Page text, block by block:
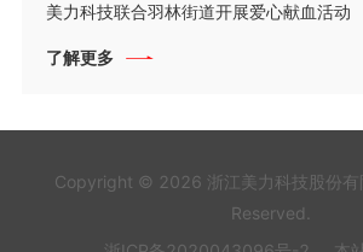
美力科技联合羽林街道开展爱心献血活动
了解更多
Copyright © 2026 浙江美力科技股份有
Reserved.